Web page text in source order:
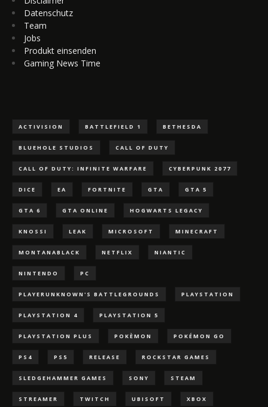
Datenschutz
Team
Jobs
Produkt einsenden
Gaming News Time
ACTIVISION BATTLEFIELD 1 BETHESDA
BLUEHOLE STUDIOS CALL OF DUTY
CALL OF DUTY: INFINITE WARFARE CYBERPUNK 2077
DICE EA FORTNITE GTA GTA 5
GTA 6 GTA ONLINE HOGWARTS LEGACY
KNOSSI LEAK MICROSOFT MINECRAFT
MONTANABLACK NETFLIX NIANTIC
NINTENDO PC
PLAYERUNKNOWN'S BATTLEGROUNDS PLAYSTATION
PLAYSTATION 4 PLAYSTATION 5
PLAYSTATION PLUS POKÈMON POKÉMON GO
PS4 PS5 RELEASE ROCKSTAR GAMES
SLEDGEHAMMER GAMES SONY STEAM
STREAMER TWITCH UBISOFT XBOX